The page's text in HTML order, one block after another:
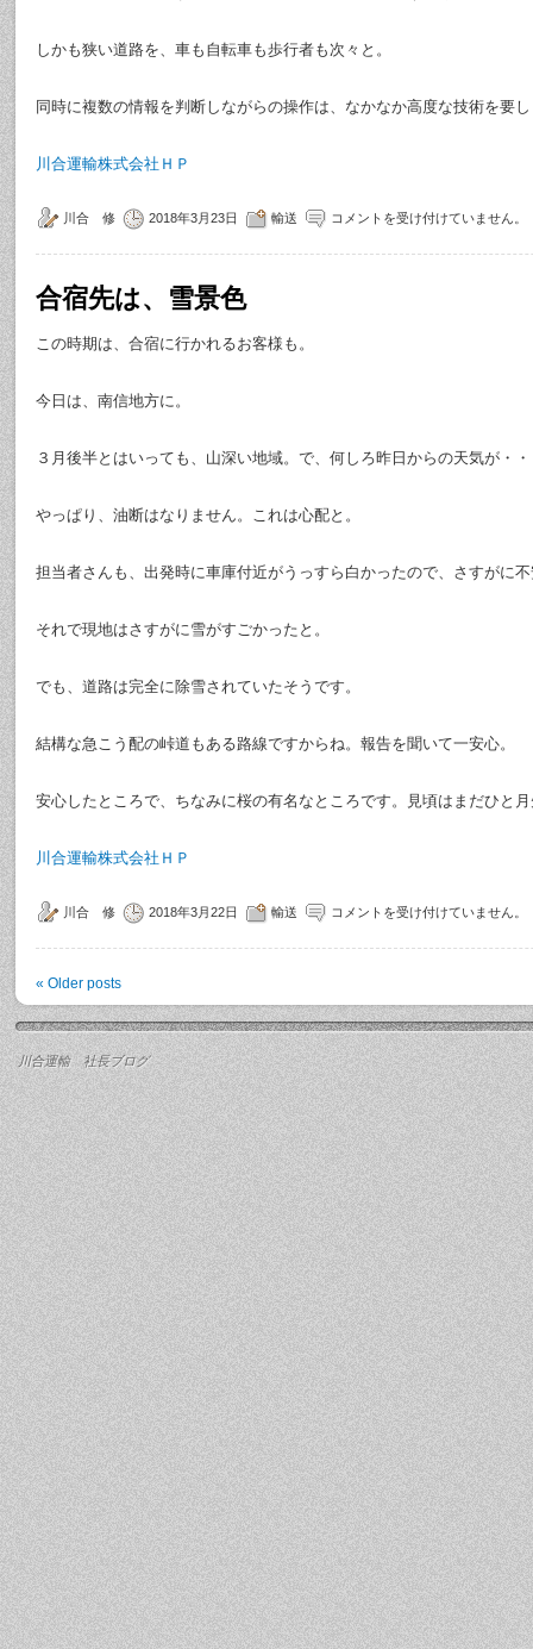
しかも狭い道路を、車も自転車も歩行者も次々と。
同時に複数の情報を判断しながらの操作は、なかなか高度な技術を要
川合運輸株式会社ＨＰ
川合 修 2018年3月23日 輸送 コメントを受け付けていません。
合宿先は、雪景色
この時期は、合宿に行かれるお客様も。
今日は、南信地方に。
３月後半とはいっても、山深い地域。で、何しろ昨日からの天気が・
やっぱり、油断はなりません。これは心配と。
担当者さんも、出発時に車庫付近がうっすら白かったので、さすがに
それで現地はさすがに雪がすごかったと。
でも、道路は完全に除雪されていたそうです。
結構な急こう配の峠道もある路線ですからね。報告を聞いて一安心。
安心したところで、ちなみに桜の有名なところです。見頃はまだひと
川合運輸株式会社ＨＰ
川合 修 2018年3月22日 輸送 コメントを受け付けていません。
« Older posts
川合運輸 社長ブログ